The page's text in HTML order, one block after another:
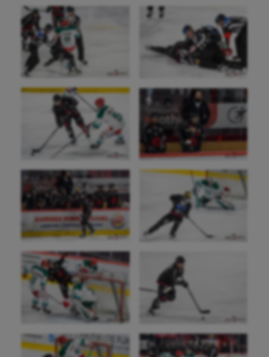
Crossfit
Cyclisme
Danse
Equitation
Escalade
Escrime
Fitness
Flag football
Football américain
Futsal
Gymnastique
Gymnastique rythmique
Haltérophilie
Handisport